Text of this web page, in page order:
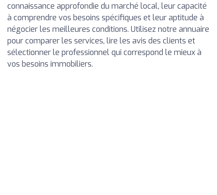
connaissance approfondie du marché local, leur capacité
à comprendre vos besoins spécifiques et leur aptitude à
négocier les meilleures conditions. Utilisez notre annuaire
pour comparer les services, lire les avis des clients et
sélectionner le professionnel qui correspond le mieux à
vos besoins immobiliers.